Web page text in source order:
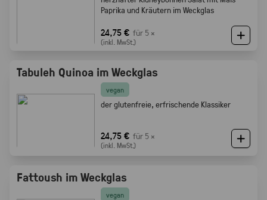
Paprika und Kräutern im Weckglas
24,75 € für 5 ×
(inkl. MwSt.)
Tabuleh Quinoa im Weckglas
vegan
der glutenfreie, erfrischende Klassiker
24,75 € für 5 ×
(inkl. MwSt.)
Fattoush im Weckglas
vegan